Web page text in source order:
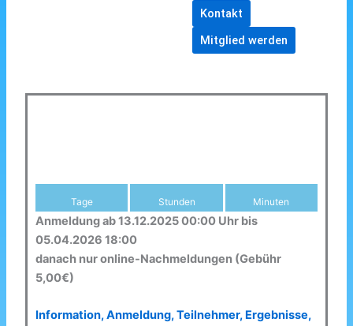
Kontakt
Mitglied werden
Tage Stunden Minuten
Anmeldung ab 13.12.2025 00:00 Uhr bis
05.04.2026 18:00
danach nur online-Nachmeldungen (Gebühr
5,00€)
Information, Anmeldung, Teilnehmer, Ergebnisse,